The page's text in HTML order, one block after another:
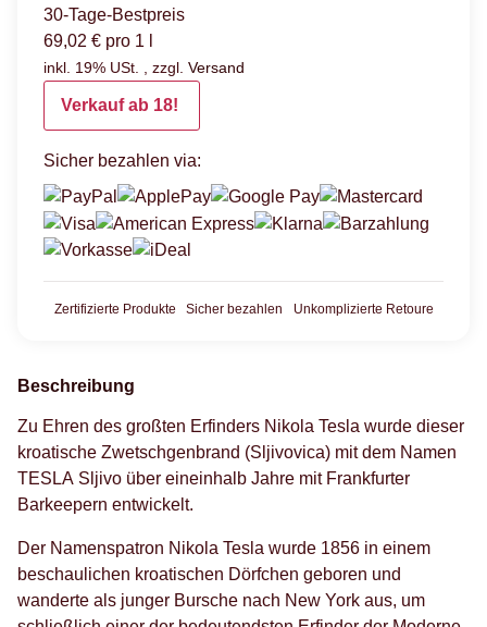
30-Tage-Bestpreis
69,02 € pro 1 l
inkl. 19% USt. , zzgl. Versand
Verkauf ab 18!
Sicher bezahlen via:
Zertifizierte Produkte Sicher bezahlen Unkomplizierte Retoure
Beschreibung
Zu Ehren des großten Erfinders Nikola Tesla wurde dieser
kroatische Zwetschgenbrand (Sljivovica) mit dem Namen
TESLA Sljivo über eineinhalb Jahre mit Frankfurter
Barkeepern entwickelt.
Der Namenspatron Nikola Tesla wurde 1856 in einem
beschaulichen kroatischen Dörfchen geboren und
wanderte als junger Bursche nach New York aus, um